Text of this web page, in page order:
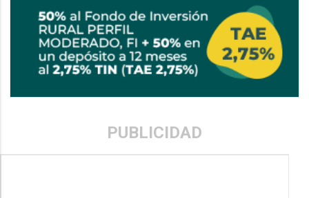
PUBLICIDAD